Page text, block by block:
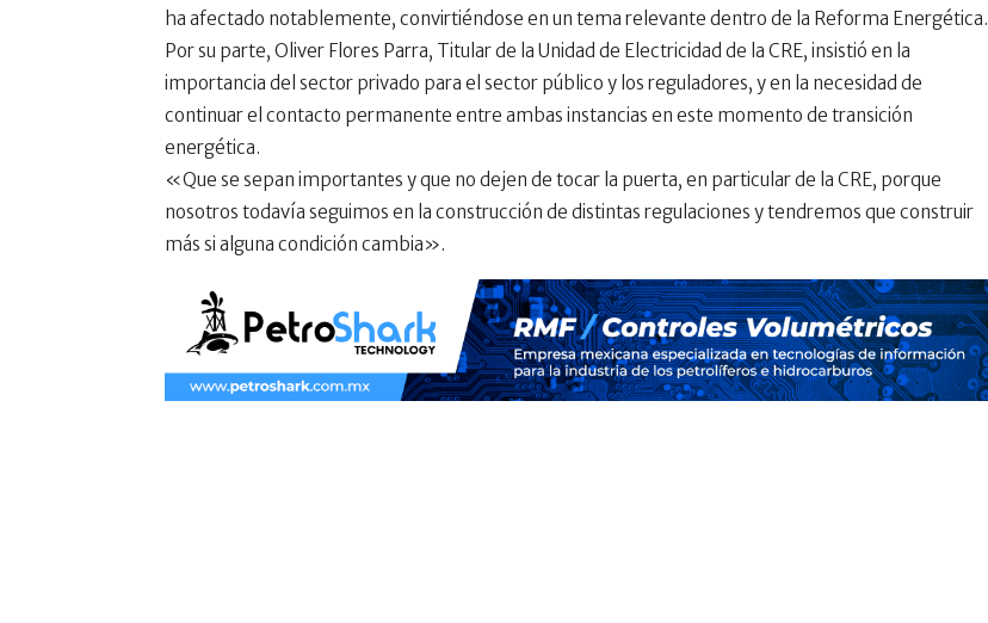
ha afectado notablemente, convirtiéndose en un tema relevante dentro de la Reforma Energética.
Por su parte, Oliver Flores Parra, Titular de la Unidad de Electricidad de la CRE, insistió en la
importancia del sector privado para el sector público y los reguladores, y en la necesidad de
continuar el contacto permanente entre ambas instancias en este momento de transición
energética.
«Que se sepan importantes y que no dejen de tocar la puerta, en particular de la CRE, porque
nosotros todavía seguimos en la construcción de distintas regulaciones y tendremos que construir
más si alguna condición cambia».